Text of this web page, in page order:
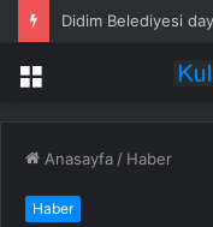
Didim Belediyesi
Menü
Anasayfa / Haber
Haber